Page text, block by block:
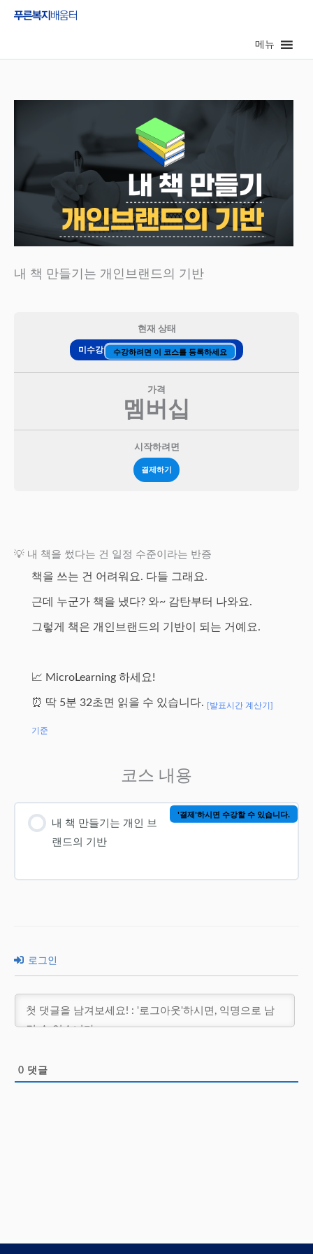
메뉴
내 책 만들기는 개인브랜드의 기반
현재 상태
미수강 수강하려면 이 코스를 등록하세요
가격
멤버십
시작하려면
결제하기
💡 내 책을 썼다는 건 일정 수준이라는 반증
책을 쓰는 건 어려워요. 다들 그래요.
근데 누군가 책을 냈다? 와~ 감탄부터 나와요.
그렇게 책은 개인브랜드의 기반이 되는 거예요.
📈 MicroLearning 하세요!
⏰ 딱 5분 32초면 읽을 수 있습니다. [발표시간 계산기]
기준
코스 내용
내 책 만들기는 개인 브
랜드의 기반
'결제'하시면 수강할 수 있습니다.
로그인
0 댓글